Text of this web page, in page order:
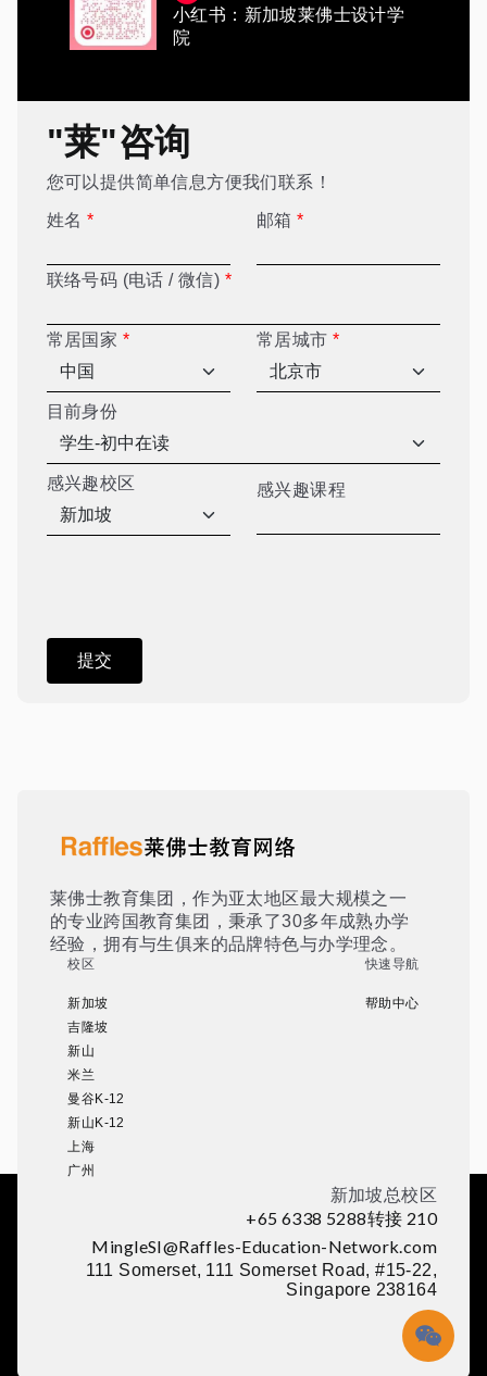
小红书：新加坡莱佛士设计学
院
"莱"咨询
您可以提供简单信息方便我们联系！
姓名 * 邮箱*
联络号码 (电话 / 微信) *
常居国家 * 常居城市*
目前身份
感兴趣校区 感兴趣课程
莱佛士教育集团，作为亚太地区最大规模之一
的专业跨国教育集团，秉承了30多年成熟办学
经验，拥有与生俱来的品牌特色与办学理念。
校区
新加坡
吉隆坡
新山
米兰
曼谷K-12
新山K-12
上海
广州
快速导航
帮助中心
新加坡总校区
+65 6338 5288转接 210
MingleSI@Raffles-Education-Network.com
111 Somerset, 111 Somerset Road, #15-22,
Singapore 238164